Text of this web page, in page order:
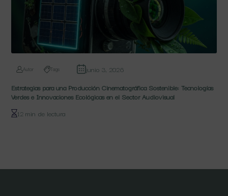
Autor Tags
junio 3, 2026
Estrategias para una Producción Cinematográfica Sostenible: Tecnologías
Verdes e Innovaciones Ecológicas en el Sector Audiovisual
12 min de lectura